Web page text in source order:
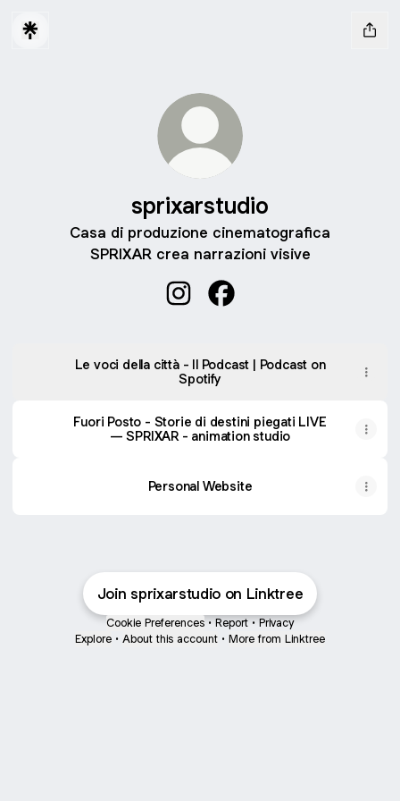
sprixarstudio
Casa di produzione cinematografica
SPRIXAR crea narrazioni visive
Le voci della città - Il Podcast | Podcast on
Spotify
Fuori Posto - Storie di destini piegati LIVE
— SPRIXAR - animation studio
Personal Website
Join sprixarstudio on Linktree
Cookie Preferences • Report • Privacy
Explore • About this account • More from Linktree